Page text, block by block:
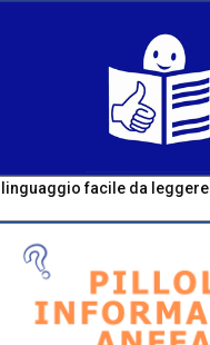
linguaggio facile da leggere